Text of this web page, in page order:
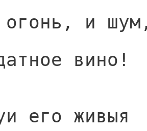
огонь, и
вино!
его живыя